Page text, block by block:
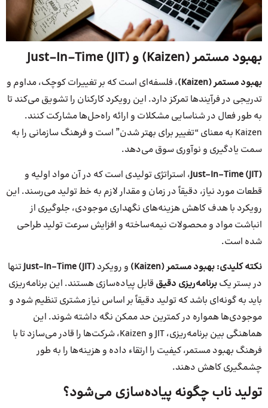
بهبود مستمر (Kaizen) و Just-In-Time (JIT)
بهبود مستمر (Kaizen)
، فلسفه‌ای است که بر تغییرات کوچک، مداوم و
تدریجی در فرآیندها تمرکز دارد. این رویکرد کارکنان را تشویق می‌کند تا
به طور فعال در شناسایی مشکلات و ارائه راه‌حل‌ها مشارکت کنند.
Kaizen به معنای “تغییر برای بهتر شدن” است و فرهنگ سازمانی را به
سمت یادگیری و نوآوری سوق می‌دهد.
Just-In-Time (JIT)، استراتژی تولیدی است که در آن مواد اولیه و
قطعات مورد نیاز، دقیقاً در زمان و مقدار لازم به خط تولید می‌رسند. این
رویکرد با هدف کاهش هزینه‌های نگهداری موجودی، جلوگیری از
انباشت مواد و محصولات نیمه‌ساخته و افزایش سرعت تولید طراحی
شده است.
نکته کلیدی:بهبود مستمر (Kaizen) و رویکردJust-In-Time (JIT)تنها
در بستر یکبرنامه‌ریزی دقیق قابل پیاده‌سازی هستند. این برنامه‌ریزی
باید به گونه‌ای باشد که تولید دقیقاً بر اساس نیاز مشتری تنظیم شود و
موجودی‌ها همواره در کمترین حد ممکن نگه داشته شوند. این
هماهنگی بین برنامه‌ریزی، JIT و Kaizen، شرکت‌ها را قادر می‌سازد تا با
فرهنگ بهبود مستمر، کیفیت را ارتقاء داده و هزینه‌ها را به طور
چشمگیری کاهش دهند.
تولید ناب چگونه پیاده‌سازی می‌شود؟